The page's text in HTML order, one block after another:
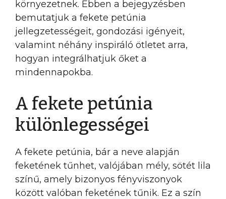
környezetnek. Ebben a bejegyzésben
bemutatjuk a fekete petúnia
jellegzetességeit, gondozási igényeit,
valamint néhány inspiráló ötletet arra,
hogyan integrálhatjuk őket a
mindennapokba.
A fekete petúnia
különlegességei
A fekete petúnia, bár a neve alapján
feketének tűnhet, valójában mély, sötét lila
színű, amely bizonyos fényviszonyok
között valóban feketének tűnik. Ez a szín